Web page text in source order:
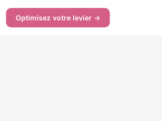
Optimisez votre levier →